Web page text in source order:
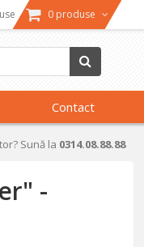
0 produse
Contact
Sună la 0314.08.88.88
-